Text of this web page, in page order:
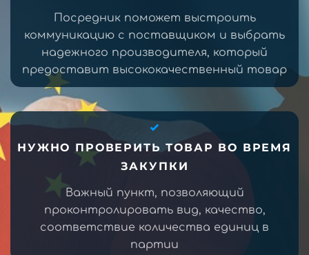
Посредник поможет выстроить
коммуникацию с поставщиком и выбрать
надежного производителя, который
предоставит высококачественный товар
НУЖНО ПРОВЕРИТЬ ТОВАР ВО ВРЕМЯ
ЗАКУПКИ
Важный пункт, позволяющий
проконтролировать вид, качество,
соответствие количества единиц в
партии